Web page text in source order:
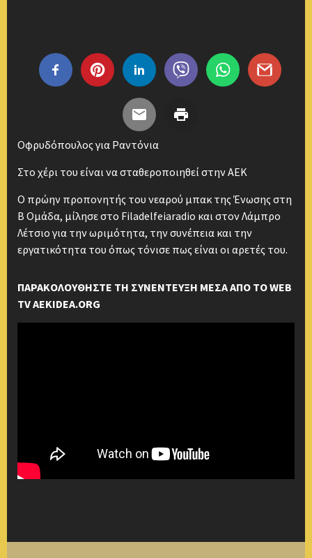
Οφρυδόπουλος για Ραντόνια
Στο χέρι του είναι να σταθεροποιηθεί στην ΑΕΚ
Ο πρώην προπονητής του νεαρού μπακ της Ένωσης στη
Β Ομάδα, μίλησε στο Filadelfeiaradio και στον Λάμπρο
Λέτσιο για την ωριμότητα, την συνέπεια και την
εργατικότητα του όπως τόνισε πως είναι οι αρετές του.
ΠΑΡΑΚΟΛΟΥΘΗΣΤΕ ΤΗ ΣΥΝΕΝΤΕΥΞΗ ΜΕΣΑ ΑΠΟ ΤΟ WEB
TV AEKIDEA.ORG